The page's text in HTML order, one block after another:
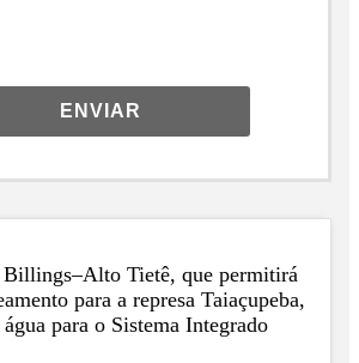
ENVIAR
Billings–Alto Tietê, que permitirá
para a represa Taiaçupeba,
para o Sistema Integrado